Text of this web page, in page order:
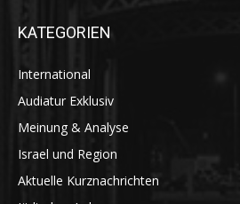
KATEGORIEN
International
Audiatur Exklusiv
Meinung & Analyse
Israel und Region
Aktuelle Kurznachrichten